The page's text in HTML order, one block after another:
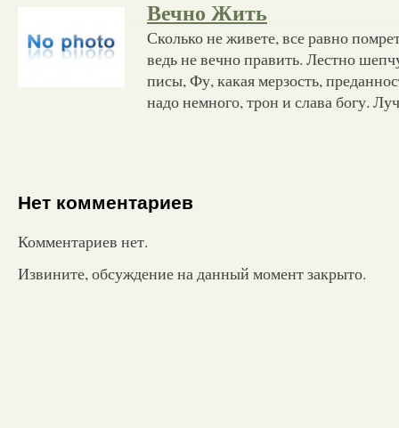
Вечно Жить
Сколько не живете, все равно
ведь не вечно править. Лестно
писы, Фу, какая мерзость,
надо немного, трон и слава богу.
Нет комментариев
Комментариев нет.
Извините, обсуждение на данный момент закрыто.